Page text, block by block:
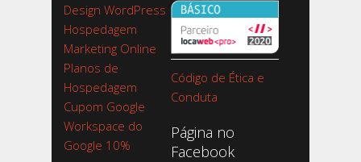
Design WordPress
Hospedagem
Marketing Online
Planos de
Hospedagem
Cupom Google
Workspace do
Google 10%
Código de Ética e
Conduta
Página no
Facebook